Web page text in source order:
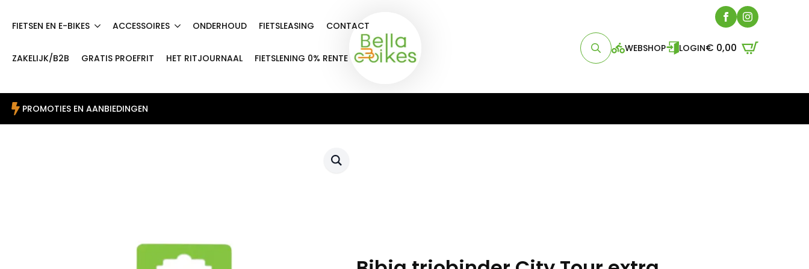
FIETSEN EN E-BIKES ACCESSOIRES ONDERHOUD FIETSLEASING CONTACT
ZAKELIJK/B2B GRATIS PROEFRIT HET RITJOURNAAL FIETSLENING 0% RENTE
WEBSHOP LOGIN€ 0,00
PROMOTIES EN AANBIEDINGEN